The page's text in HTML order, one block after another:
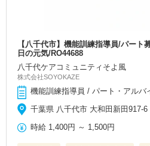
【八千代市】機能訓練指導員/パート
日の元気/RO44688
八千代ケアコミュニティそよ風
株式会社SOYOKAZE
機能訓練指導員 / パート・アルバ
千葉県 八千代市 大和田新田917-6
時給 1,400円 ～ 1,500円